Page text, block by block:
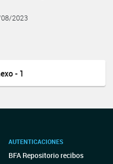
2023
- 1
AUTENTICACIONES
BFA Repositorio recibos